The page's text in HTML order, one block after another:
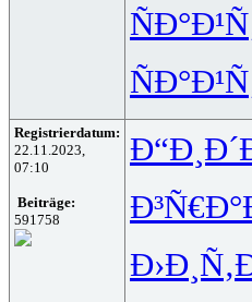
Registrierdatum:
22.11.2023,
07:10
Beiträge:
591758